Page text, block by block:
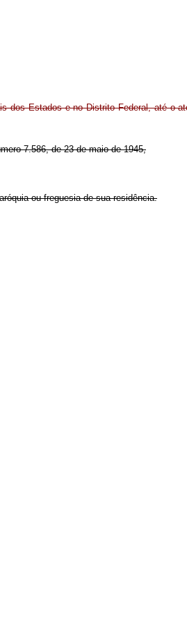
dos Estados e no Distrito Federal, até o
7.586, de 23 de maio de 1945,
ou freguesia de sua residência.